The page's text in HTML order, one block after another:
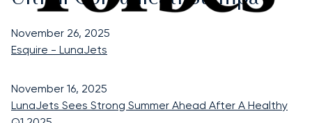
November 26, 2025
Esquire - LunaJets
November 16, 2025
LunaJets Sees Strong Summer Ahead After A Healthy